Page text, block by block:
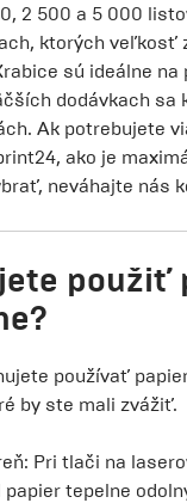
2 500 a 5 000
ktorých veľkosť
sú ideálne na
dodávkach sa
Ak potrebujete
ako je
neváhajte nás
použiť
používať
by ste mali zvážiť.
Pri tlači na
papier tepelne